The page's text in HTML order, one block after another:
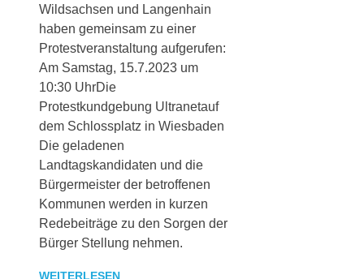
Wildsachsen und Langenhain
haben gemeinsam zu einer
Protestveranstaltung aufgerufen:
Am Samstag, 15.7.2023 um
10:30 UhrDie
Protestkundgebung Ultranetauf
dem Schlossplatz in Wiesbaden
Die geladenen
Landtagskandidaten und die
Bürgermeister der betroffenen
Kommunen werden in kurzen
Redebeiträge zu den Sorgen der
Bürger Stellung nehmen.
WEITERLESEN